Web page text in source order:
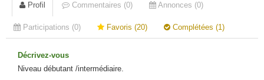
Profil Commentaires (0) Annonces (0)
Participations (0) Favoris (20) Complétées (1)
Décrivez-vous
Niveau débutant /intermédiaire.